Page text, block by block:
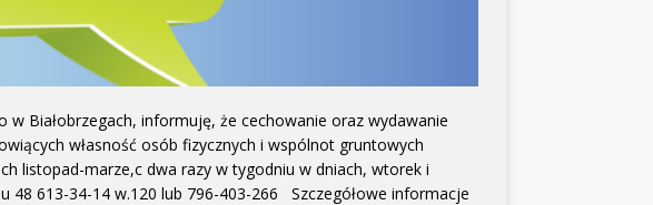
Białobrzegach, informuję, że cechowanie oraz wydawanie
własność osób fizycznych i wspólnot gruntowych
listopad-marze,c dwa razy w tygodniu w dniach, wtorek i
48 613-34-14 w.120 lub 796-403-266 Szczegółowe informacje